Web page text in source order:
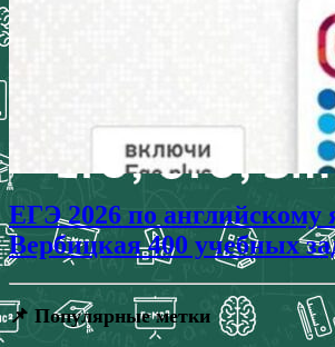
ЕГЭ 2026 по
Вербицкая 400 учебных
📌 Популярные метки